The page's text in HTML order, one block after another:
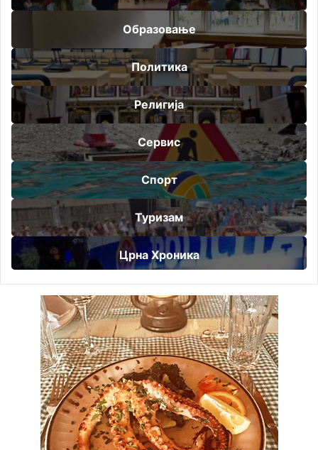
Образовање
Политика
Религија
Сервис
Спорт
Туризам
Црна Хроника